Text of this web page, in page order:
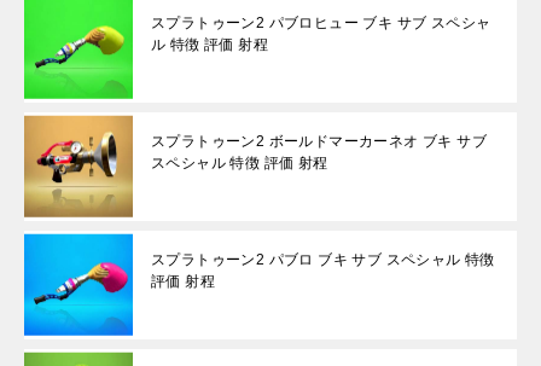
スプラトゥーン2 パブロヒュー ブキ サブ スペシャ
ル 特徴 評価 射程
スプラトゥーン2 ボールドマーカーネオ ブキ サブ
スペシャル 特徴 評価 射程
スプラトゥーン2 パブロ ブキ サブ スペシャル 特徴
評価 射程